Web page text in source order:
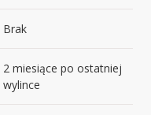
Brak
2 miesiące po ostatniej
wylince